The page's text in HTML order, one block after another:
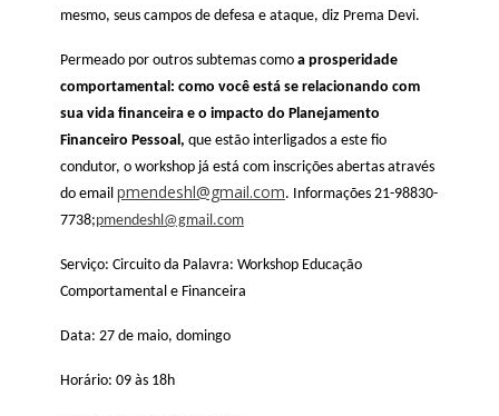
mesmo, seus campos de defesa e ataque, diz Prema Devi.
Permeado por outros subtemas como a prosperidade
comportamental: como você está se relacionando com
sua vida financeira e o impacto do Planejamento
Financeiro Pessoal, que estão interligados a este fio
condutor, o workshop já está com inscrições abertas através
do email pmendeshl@gmail.com. Informações 21-98830-
7738;pmendeshl@gmail.com
Serviço: Circuito da Palavra: Workshop Educação
Comportamental e Financeira
Data: 27 de maio, domingo
Horário: 09 às 18h